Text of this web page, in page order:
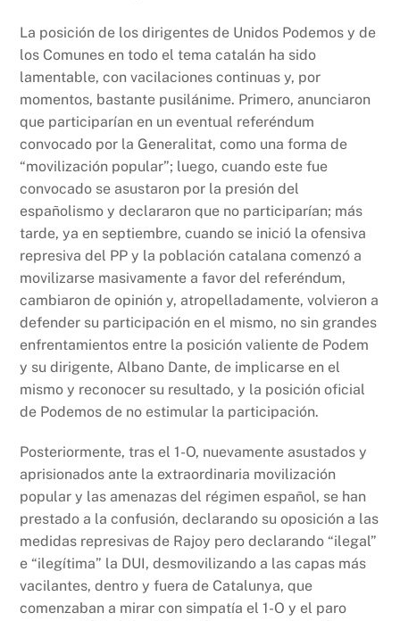
La posición de los dirigentes de Unidos Podemos y de
los Comunes en todo el tema catalán ha sido
lamentable, con vacilaciones continuas y, por
momentos, bastante pusilánime. Primero, anunciaron
que participarían en un eventual referéndum
convocado por la Generalitat, como una forma de
“movilización popular”; luego, cuando este fue
convocado se asustaron por la presión del
españolismo y declararon que no participarían; más
tarde, ya en septiembre, cuando se inició la ofensiva
represiva del PP y la población catalana comenzó a
movilizarse masivamente a favor del referéndum,
cambiaron de opinión y, atropelladamente, volvieron a
defender su participación en el mismo, no sin grandes
enfrentamientos entre la posición valiente de Podem
y su dirigente, Albano Dante, de implicarse en el
mismo y reconocer su resultado, y la posición oficial
de Podemos de no estimular la participación.
Posteriormente, tras el 1-O, nuevamente asustados y
aprisionados ante la extraordinaria movilización
popular y las amenazas del régimen español, se han
prestado a la confusión, declarando su oposición a las
medidas represivas de Rajoy pero declarando “ilegal”
e “ilegítima” la DUI, desmovilizando a las capas más
vacilantes, dentro y fuera de Catalunya, que
comenzaban a mirar con simpatía el 1-O y el paro